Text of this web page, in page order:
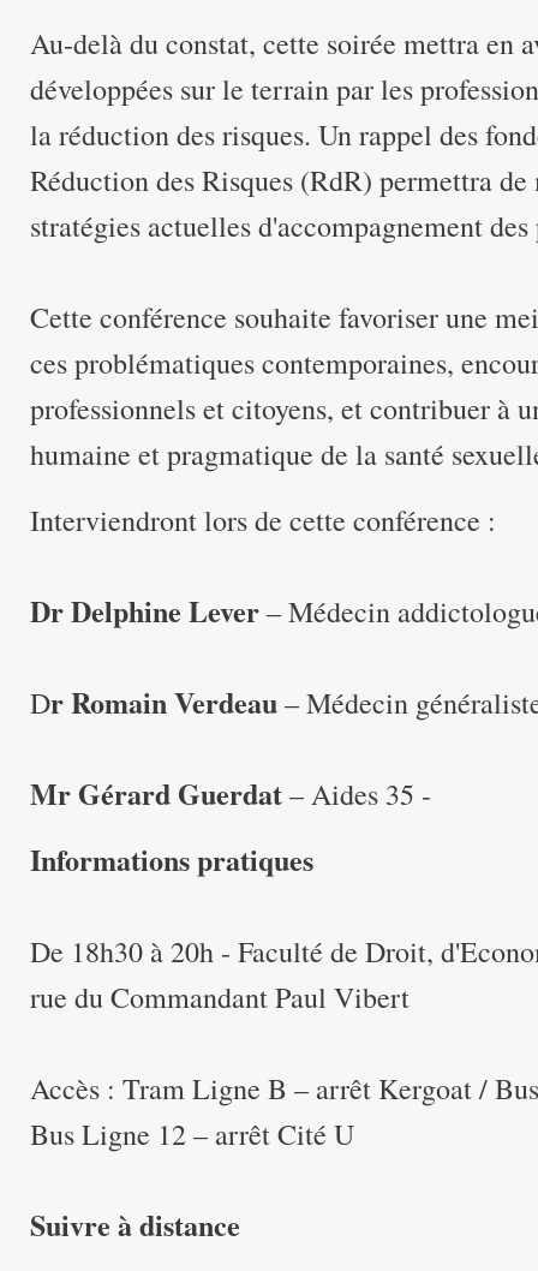
Au-delà du constat, cette soirée mettra en
développées sur le terrain par les
la réduction des risques. Un rappel des
Réduction des Risques (RdR) permettra
stratégies actuelles d'accompagnement
Cette conférence souhaite favoriser une
ces problématiques contemporaines,
professionnels et citoyens, et contribuer à
humaine et pragmatique de la santé
Interviendront lors de cette conférence :
Dr Delphine Lever– Médecin
Dr Romain Verdeau– Médecin
Mr Gérard Guerdat– Aides 35 -
Informations pratiques
De 18h30 à 20h - Faculté de Droit,
rue du Commandant Paul Vibert
Accès : Tram Ligne B – arrêt Kergoat /
Bus Ligne 12 – arrêt Cité U
Suivre à distance